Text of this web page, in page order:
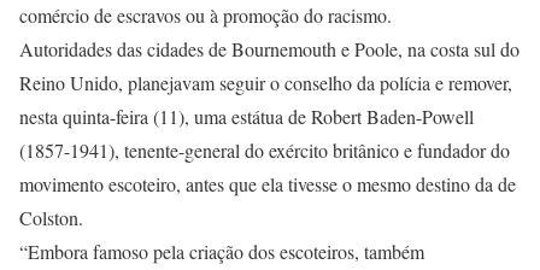
comércio de escravos ou à promoção do racismo.
Autoridades das cidades de Bournemouth e Poole, na costa sul do
Reino Unido, planejavam seguir o conselho da polícia e remover,
nesta quinta-feira (11), uma estátua de Robert Baden-Powell
(1857-1941), tenente-general do exército britânico e fundador do
movimento escoteiro, antes que ela tivesse o mesmo destino da de
Colston.
“Embora famoso pela criação dos escoteiros, também